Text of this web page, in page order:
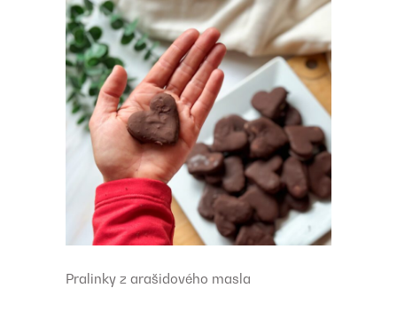
Pralinky z arašidového masla